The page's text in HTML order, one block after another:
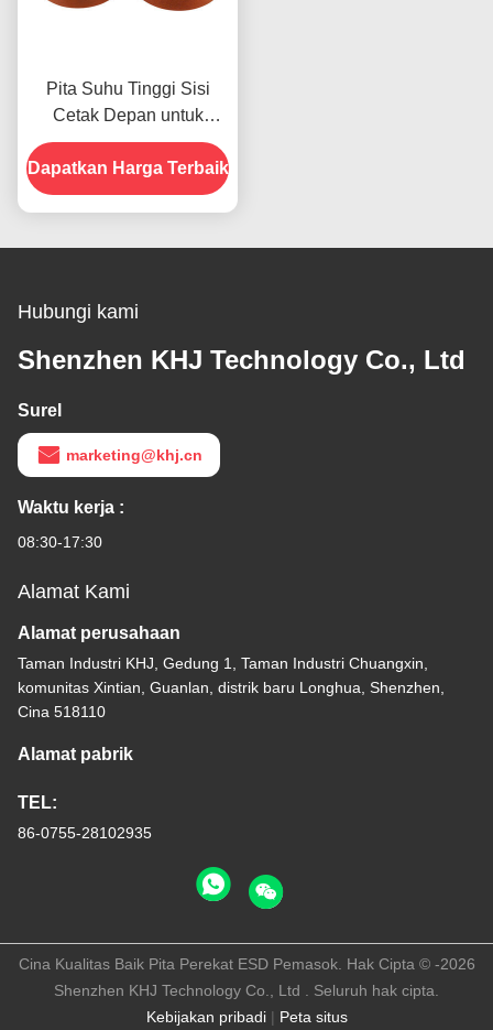
Pita Suhu Tinggi Sisi
Cetak Depan untuk
Produk Dalam Stok
Dapatkan Harga Terbaik
Hubungi kami
Shenzhen KHJ Technology Co., Ltd
Surel
marketing@khj.cn
Waktu kerja :
08:30-17:30
Alamat Kami
Alamat perusahaan
Taman Industri KHJ, Gedung 1, Taman Industri Chuangxin,
komunitas Xintian, Guanlan, distrik baru Longhua, Shenzhen,
Cina 518110
Alamat pabrik
TEL:
86-0755-28102935
Kebijakan pribadi| Peta situs
Cina Kualitas Baik Pita Perekat ESD Pemasok. Hak Cipta © -2026
Shenzhen KHJ Technology Co., Ltd . Seluruh hak cipta.